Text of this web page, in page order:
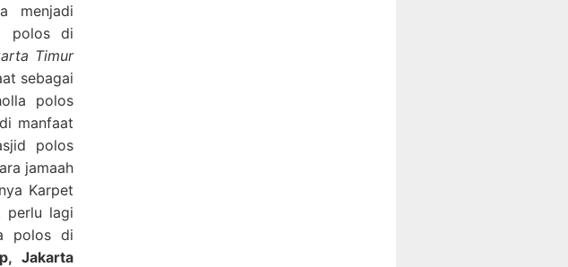
menjadi
polos di
Timur
sebagai
polos
manfaat
polos
jamaah
Karpet
perlu lagi
polos di
Jakarta